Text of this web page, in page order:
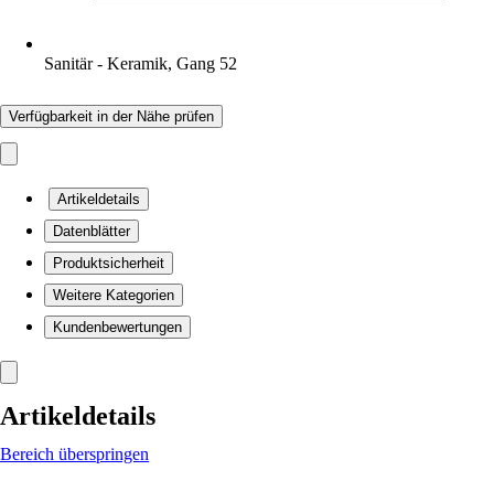
Sanitär - Keramik, Gang 52
Verfügbarkeit in der Nähe prüfen
Artikeldetails
Datenblätter
Produktsicherheit
Weitere Kategorien
Kundenbewertungen
Artikeldetails
Bereich überspringen